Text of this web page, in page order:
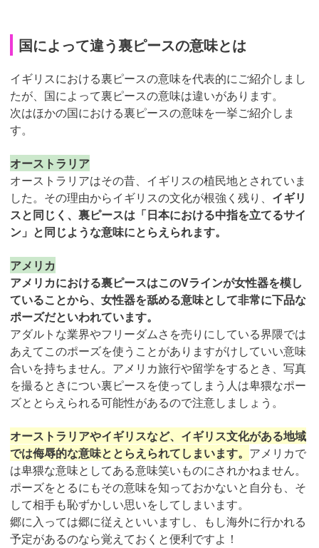
国によって違う裏ピースの意味とは
イギリスにおける裏ピースの意味を代表的にご紹介しまし
たが、国によって裏ピースの意味は違いがあります。
次はほかの国における裏ピースの意味を一挙ご紹介しま
す。
オーストラリア
オーストラリアはその昔、イギリスの植民地とされていま
した。その理由からイギリスの文化が根強く残り、 イギリ
スと同じく、裏ピースは「日本における中指を立てるサイ
ン」と同じような意味にとらえられます。
アメリカ
アメリカにおける裏ピースはこのVラインが女性器を模し
ていることから、女性器を舐める意味として非常に下品な
ポーズだといわれています。
アダルトな業界やフリーダムさを売りにしている界隈では
あえてこのポーズを使うことがありますがけしていい意味
合いを持ちません。アメリカ旅行や留学をするとき、写真
を撮るときについ裏ピースを使ってしまう人は卑猥なポー
ズととらえられる可能性があるので注意しましょう。
オーストラリアやイギリスなど、イギリス文化がある地域
では侮辱的な意味ととらえられてしまいます。 アメリカで
は卑猥な意味としてある意味笑いものにされかねません。
ポーズをとるにもその意味を知っておかないと自分も、そ
して相手も恥ずかしい思いをしてしまいます。
郷に入っては郷に従えといいますし、もし海外に行かれる
予定があるのなら覚えておくと便利ですよ！